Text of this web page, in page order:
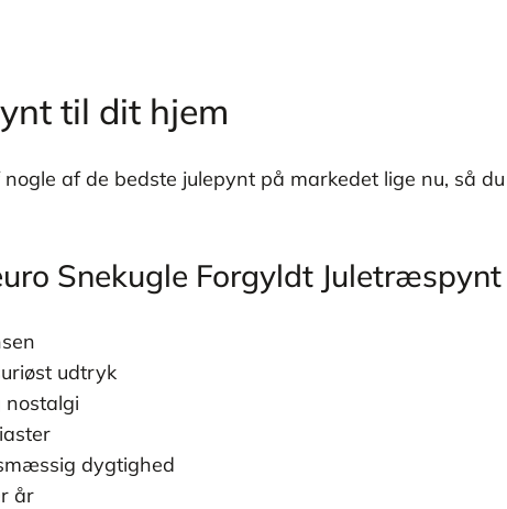
til dit hjem
af de bedste julepynt på markedet lige nu, så
Snekugle Forgyldt Juletræspynt
udtryk
nostalgi
dygtighed
år